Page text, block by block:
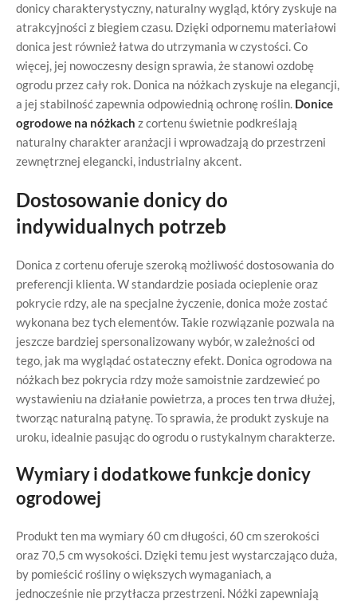
donicy charakterystyczny, naturalny wygląd, który zyskuje na
atrakcyjności z biegiem czasu. Dzięki odpornemu materiałowi
donica jest również łatwa do utrzymania w czystości. Co
więcej, jej nowoczesny design sprawia, że stanowi ozdobę
ogrodu przez cały rok. Donica na nóżkach zyskuje na elegancji,
a jej stabilność zapewnia odpowiednią ochronę roślin. Donice
ogrodowe na nóżkach z cortenu świetnie podkreślają
naturalny charakter aranżacji i wprowadzają do przestrzeni
zewnętrznej elegancki, industrialny akcent.
Dostosowanie donicy do
indywidualnych potrzeb
Donica z cortenu oferuje szeroką możliwość dostosowania do
preferencji klienta. W standardzie posiada ocieplenie oraz
pokrycie rdzy, ale na specjalne życzenie, donica może zostać
wykonana bez tych elementów. Takie rozwiązanie pozwala na
jeszcze bardziej spersonalizowany wybór, w zależności od
tego, jak ma wyglądać ostateczny efekt. Donica ogrodowa na
nóżkach bez pokrycia rdzy może samoistnie zardzewieć po
wystawieniu na działanie powietrza, a proces ten trwa dłużej,
tworząc naturalną patynę. To sprawia, że produkt zyskuje na
uroku, idealnie pasując do ogrodu o rustykalnym charakterze.
Wymiary i dodatkowe funkcje donicy
ogrodowej
Produkt ten ma wymiary 60 cm długości, 60 cm szerokości
oraz 70,5 cm wysokości. Dzięki temu jest wystarczająco duża,
by pomieścić rośliny o większych wymaganiach, a
jednocześnie nie przytłacza przestrzeni. Nóżki zapewniają